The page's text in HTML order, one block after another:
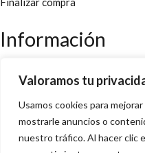
Valoramos tu
Usamos cookies para
mostrarle anuncios o
nuestro tráfico. Al hacer clic
Información
Políticas y cookies
Política de privacidad y
Copyright 2022 ©